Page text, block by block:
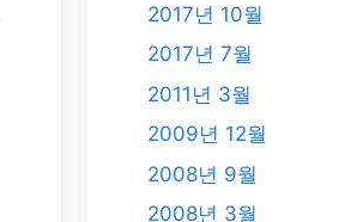
2017년 10월
2017년 7월
2011년 3월
2009년 12월
2008년 9월
2008년 3월